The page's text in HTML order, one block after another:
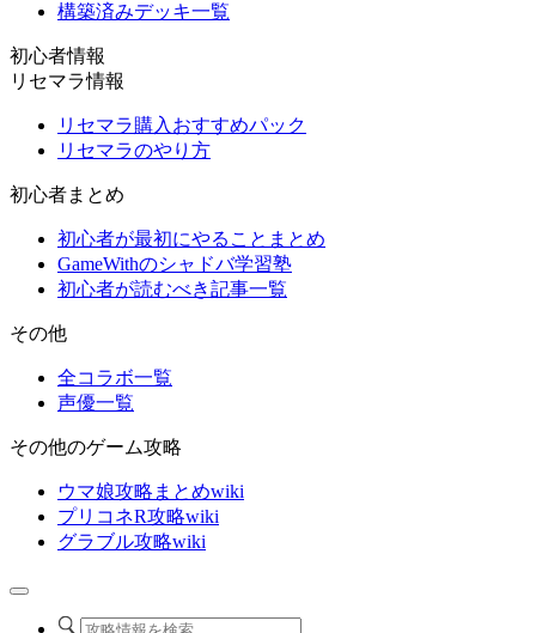
構築済みデッキ一覧
初心者情報
リセマラ情報
リセマラ購入おすすめパック
リセマラのやり方
初心者まとめ
初心者が最初にやることまとめ
GameWithのシャドバ学習塾
初心者が読むべき記事一覧
その他
全コラボ一覧
声優一覧
その他のゲーム攻略
ウマ娘攻略まとめwiki
プリコネR攻略wiki
グラブル攻略wiki